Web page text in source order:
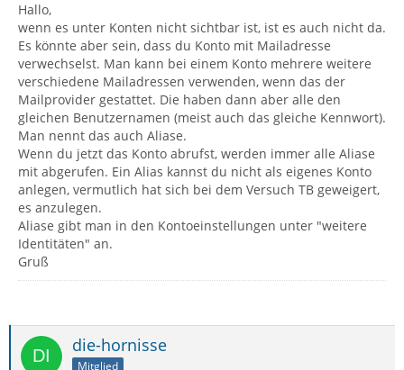
Hallo,
wenn es unter Konten nicht sichtbar ist, ist es auch nicht da.
Es könnte aber sein, dass du Konto mit Mailadresse
verwechselst. Man kann bei einem Konto mehrere weitere
verschiedene Mailadressen verwenden, wenn das der
Mailprovider gestattet. Die haben dann aber alle den
gleichen Benutzernamen (meist auch das gleiche Kennwort).
Man nennt das auch Aliase.
Wenn du jetzt das Konto abrufst, werden immer alle Aliase
mit abgerufen. Ein Alias kannst du nicht als eigenes Konto
anlegen, vermutlich hat sich bei dem Versuch TB geweigert,
es anzulegen.
Aliase gibt man in den Kontoeinstellungen unter "weitere
Identitäten" an.
Gruß
die-hornisse
Mitglied